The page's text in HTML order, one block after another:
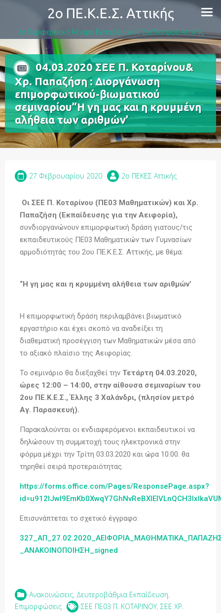
2ο ΠΕ.Κ.Ε.Σ. Αττικής
2ο Περιφερειακό Κέντρο Εκπαιδευτικού Σχεδιασμού Αττικής
04.03.2020 ΣΕΕ Π. Κοταρίνου&
Χρ. Παπαζήση : Διοργάνωση
επιμορφωτικού-βιωματικού
σεμιναρίου”Η γη μας και η κρυμμένη
αλήθεια των αριθμών’
27 Φεβρουαρίου 2020 2o ΠΕΚΕΣ Αττικής
Οι ΣΕΕ Π. Κοταρίνου (ΠΕ03 Μαθηματικών) και Χρ.
Παπαζήση (Εκπαίδευσης για την Αειφορία),
συνδιοργανώνουν επιμορφωτική δράση γιατους/τις
εκπαιδευτικούς ΠΕ03 Μαθηματικών των Γυμνασίων
αρμοδιότητάς του 2ου ΠΕ.Κ.Ε.Σ. Αττικής, με θέμα:
“Η γη μας και η κρυμμένη αλήθεια των αριθμών’
Η επιμορφωτική δράση περιλαμβάνει βιωματικό
εργαστήριο και έχει σκοπό να αναδείξει τη
διαθεματική προσέγγιση των Μαθηματικών μέσα από
το αξιακό πλαίσιο της Αειφορίας.
Το σεμινάριο θα διεξαχθεί την Τετάρτη 04.03.2020,
ώρες 12:00 – 14:00, στην αίθουσα σεμιναρίων του
2ου ΠΕ.Κ.Ε.Σ., Έλλης 3 Χαλάνδρι, (πλησίον μετρό
Αγ. Παρασκευή).
Παρακαλούνται οι ενδιαφερόμενοι εκπαιδευτικοί να
δηλώσουν τη συμμετοχή τους ηλεκτρονικά στην
φόρμα μέχρι την Τρίτη 03.03.2020 και ώρα 10:00. θα
τηρηθεί σειρά προτεραιότητας.
https://forms.office.com/Pages/ResponsePage.aspx?
Επισυνάπτεται το σχετικό έγγραφο:
_ΑΝΑΚΟΙΝΟΠΟΙΗΣΗ_signed
Ανακοινώσεις, Δευτεροβάθμια Εκπαίδευση,
Επιμορφώσεις
ΣΕΕ ΠΕ03 Π. ΚΟΤΑΡΙΝΟΥ, ΣΕΕ ΧΡ.